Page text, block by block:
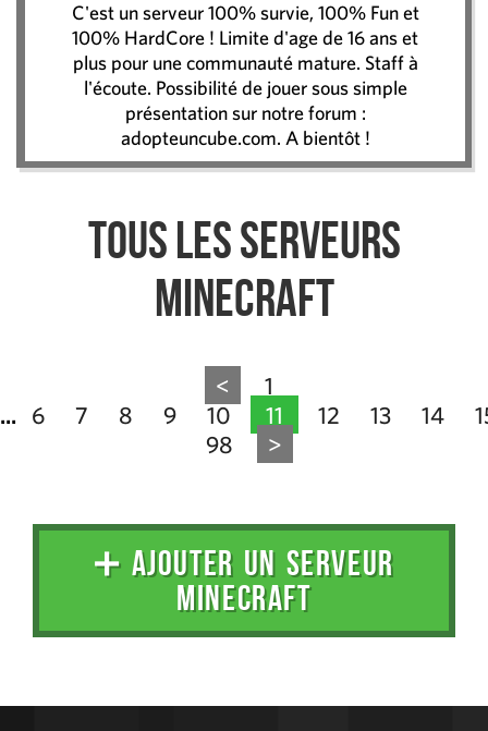
C'est un serveur 100% survie, 100% Fun et
100% HardCore ! Limite d'age de 16 ans et
plus pour une communauté mature. Staff à
l'écoute. Possibilité de jouer sous simple
présentation sur notre forum :
adopteuncube.com. A bientôt !
Tous les serveurs
Minecraft
< 1
... 6 7 8 9 10 11 12 13 14
98
>
➕ AJOUTER UN SERVEUR
MINECRAFT